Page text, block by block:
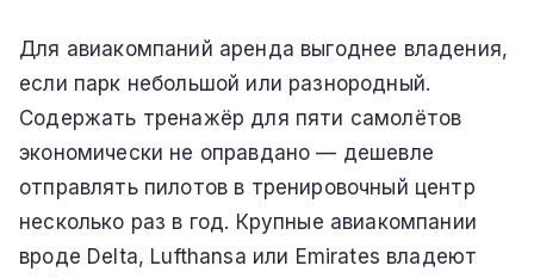
Для авиакомпаний аренда выгоднее владения,
если парк небольшой или разнородный.
Содержать тренажёр для пяти самолётов
экономически не оправдано — дешевле
отправлять пилотов в тренировочный центр
несколько раз в год. Крупные авиакомпании
вроде Delta, Lufthansa или Emirates владеют